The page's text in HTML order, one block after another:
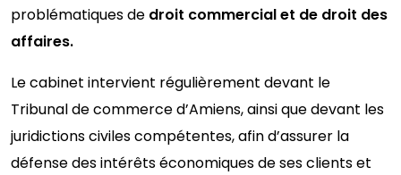
problématiques de droit commercial et de droit des
affaires.
Le cabinet intervient régulièrement devant le
Tribunal de commerce d’Amiens, ainsi que devant les
juridictions civiles compétentes, afin d’assurer la
défense des intérêts économiques de ses clients et